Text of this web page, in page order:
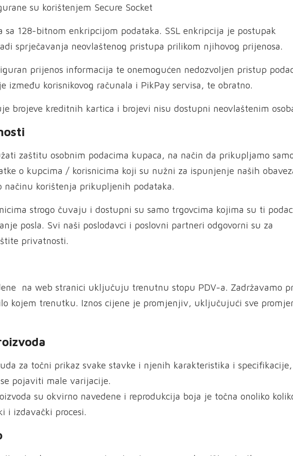
su korištenjem Secure Socket
sa 128-bitnom enkripcijom podataka. SSL enkripcija je postupak
sprječavanja neovlaštenog pristupa prilikom njihovog prijenosa.
prijenos informacija te onemogućen nedozvoljen pristup
između korisnikovog računala i PikPay servisa, te obratno.
brojeve kreditnih kartica i brojevi nisu dostupni neovlaštenim
zaštitu osobnim podacima kupaca, na način da prikupljamo
o kupcima / korisnicima koji su nužni za ispunjenje naših
načinu korištenja prikupljenih podataka.
strogo čuvaju i dostupni su samo trgovcima kojima su ti
posla. Svi naši poslodavci i poslovni partneri odgovorni su za
privatnosti.
na web stranici uključuju trenutnu stopu PDV-a. Zadržavamo
kojem trenutku. Iznos cijene je promjenjiv, uključujući sve
za točni prikaz svake stavke i njenih karakteristika i
pojaviti male varijacije.
su okvirno navedene i reprodukcija boja je točna onoliko
i izdavački procesi.